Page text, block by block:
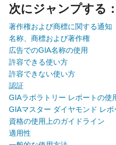
次にジャンプする：
著作権および商標に関する通知
名称、商標および著作権
広告でのGIA名称の使用
許容できる使い方
許容できない使い方
認証
GIAラボラトリー レポートの使
GIAマスター ダイヤモンド レポ
資格の使用上のガイドライン
適用性